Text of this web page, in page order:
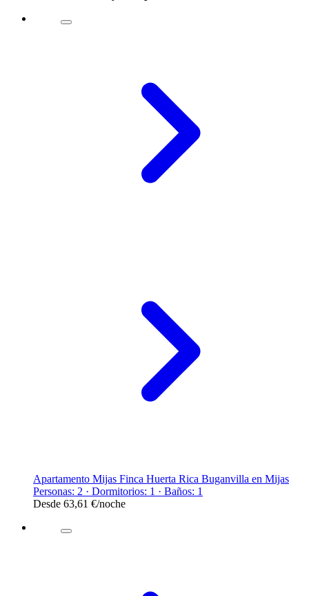
Apartamento Mijas Finca Huerta Rica Buganvilla en Mijas
Personas: 2 · Dormitorios: 1 · Baños: 1
Desde 63,61 €/noche